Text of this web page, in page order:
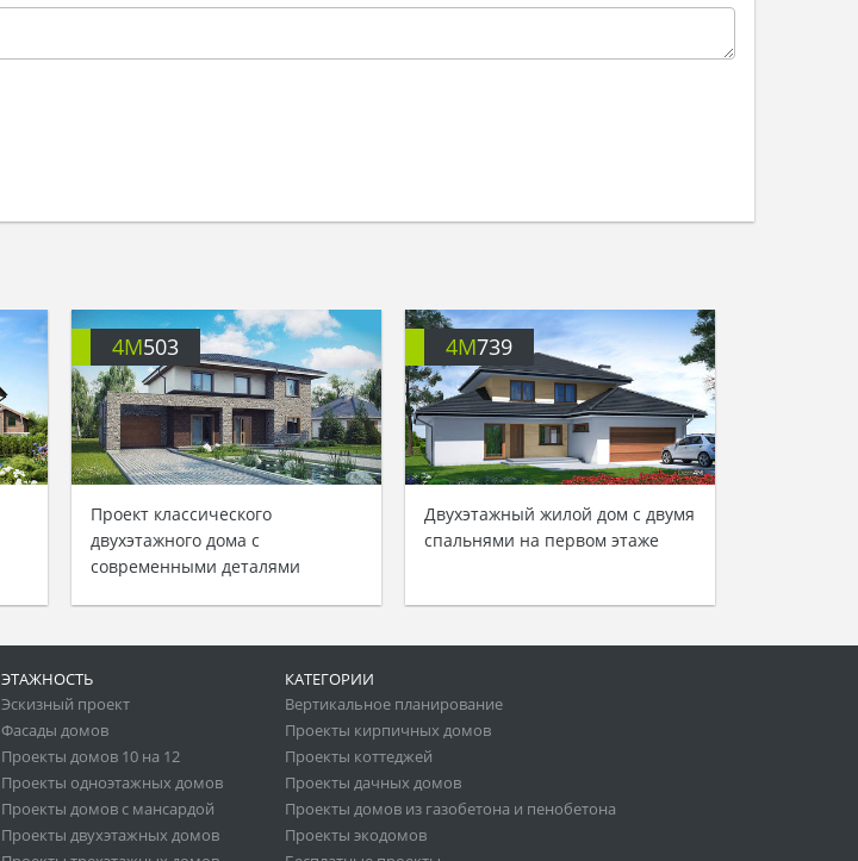
4M503
Проект классического
двухэтажного дома с
современными деталями
4M739
Двухэтажный жилой дом с двумя
спальнями на первом этаже
ЭТАЖНОСТЬ
Эскизный проект
Фасады домов
Проекты домов 10 на 12
Проекты одноэтажных домов
Проекты домов с мансардой
Проекты двухэтажных домов
КАТЕГОРИИ
Вертикальное планирование
Проекты кирпичных домов
Проекты коттеджей
Проекты дачных домов
Проекты домов из газобетона и пенобетона
Проекты экодомов